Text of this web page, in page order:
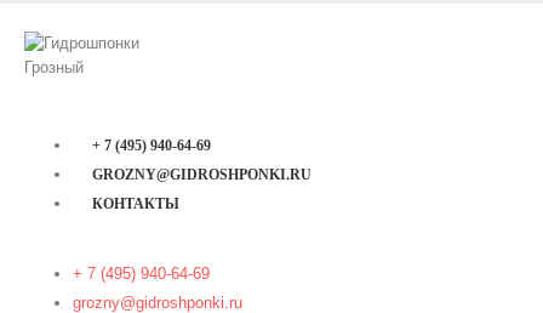
+ 7 (495) 940-64-69
GROZNY@GIDROSHPONKI.RU
КОНТАКТЫ
+ 7 (495) 940-64-69
grozny@gidroshponki.ru